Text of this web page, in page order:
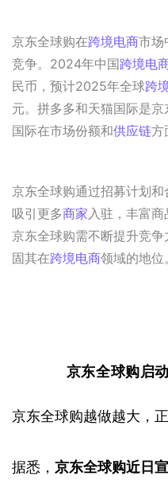
京东全球购在跨境电商市场
竞争。2024年中国跨境电
民币，预计2025年全球跨
元。拼多多和天猫国际是
国际在市场份额和供应链方
京东全球购通过招募计划和
吸引更多商家入驻，丰富
京东全球购需不断提升竞争
固其在跨境电商领域的地位。
京东全球购启
京东全球购越做越大，
据悉， 京东全球购近日